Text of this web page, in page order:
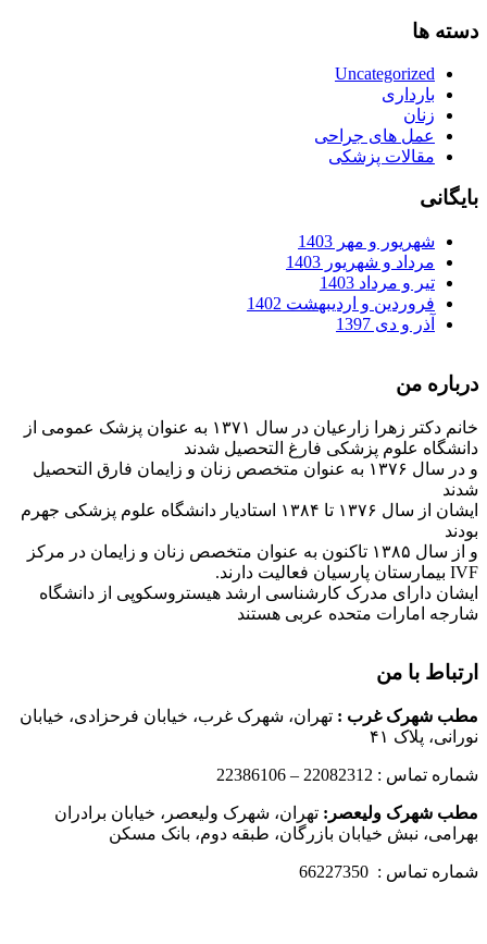
دسته ها
Uncategorized
بارداری
زنان
عمل های جراحی
مقالات پزشکی
بایگانی
شهریور و مهر 1403
مرداد و شهریور 1403
تیر و مرداد 1403
فروردین و اردیبهشت 1402
آذر و دی 1397
درباره من
خانم دکتر زهرا زارعیان در سال ۱۳۷۱ به عنوان پزشک عمومی از
دانشگاه علوم پزشکی فارغ التحصیل شدند
و در سال ۱۳۷۶ به عنوان متخصص زنان و زایمان فارق التحصیل
شدند
ایشان از سال ۱۳۷۶ تا ۱۳۸۴ استادیار دانشگاه علوم پزشکی جهرم
بودند
و از سال ۱۳۸۵ تاکنون به عنوان متخصص زنان و زایمان در مرکز
IVF بیمارستان پارسیان فعالیت دارند.
ایشان دارای مدرک کارشناسی ارشد هیستروسکوپی از دانشگاه
شارجه امارات متحده عربی هستند
ارتباط با من
مطب شهرک غرب : تهران، شهرک غرب، خیابان فرحزادی، خیابان
نورانی، پلاک ۴۱
شماره تماس : 22082312 – 22386106
مطب شهرک ولیعصر: تهران، شهرک ولیعصر، خیابان برادران
بهرامی، نبش خیابان بازرگان، طبقه دوم، بانک مسکن
شماره تماس : 66227350